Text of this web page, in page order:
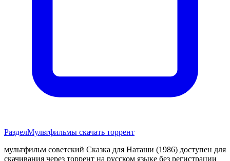
РазделМультфильмы скачать торрент
мультфильм советский Сказка для Наташи (1986) доступен для
скачивания через торрент на русском языке без регистрации